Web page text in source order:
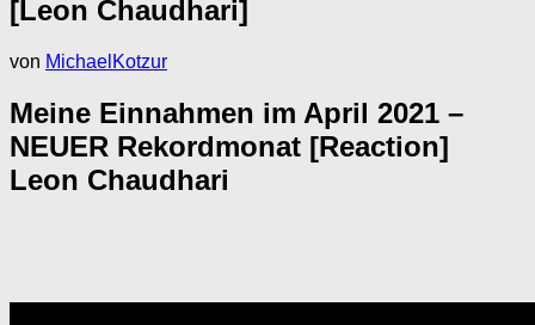
[Leon Chaudhari]
von MichaelKotzur
Meine Einnahmen im April 2021 –
NEUER Rekordmonat [Reaction]
Leon Chaudhari